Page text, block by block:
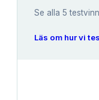
Se alla 5
Läs om hur vi